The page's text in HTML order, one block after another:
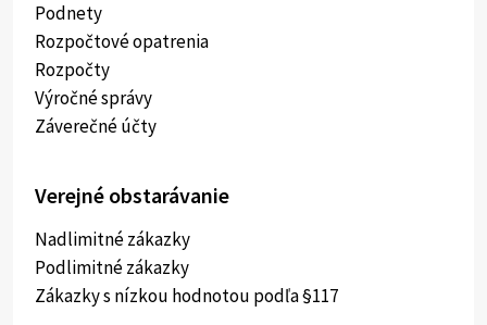
Podnety
Rozpočtové opatrenia
Rozpočty
Výročné správy
Záverečné účty
Verejné obstarávanie
Nadlimitné zákazky
Podlimitné zákazky
Zákazky s nízkou hodnotou podľa §117